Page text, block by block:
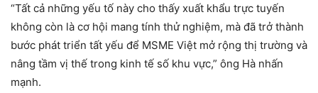
“Tất cả những yếu tố này cho thấy xuất khẩu trực tuyến
không còn là cơ hội mang tính thử nghiệm, mà đã trở thành
bước phát triển tất yếu để MSME Việt mở rộng thị trường và
nâng tầm vị thế trong kinh tế số khu vực,” ông Hà nhấn
mạnh.